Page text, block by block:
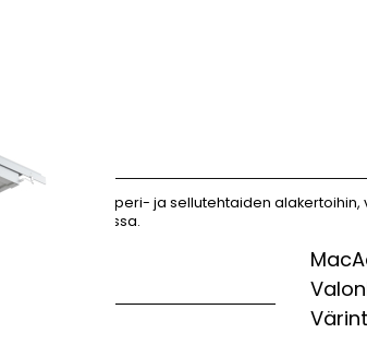
paperi- ja sellutehtaiden